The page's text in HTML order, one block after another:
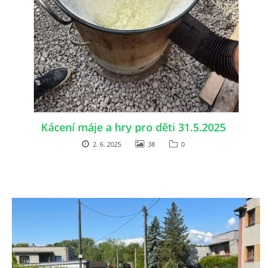
Kácení máje a hry pro děti 31.5.2025
2. 6. 2025 38 0